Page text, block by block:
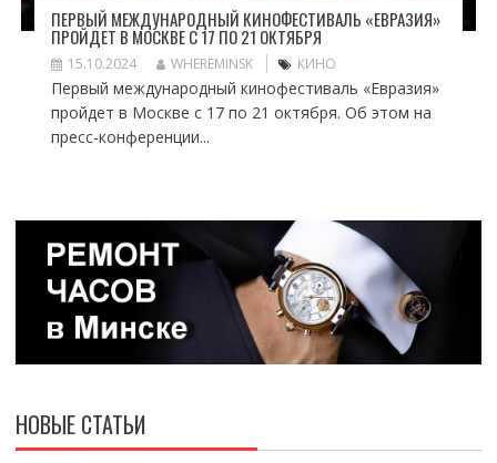
ПЕРВЫЙ МЕЖДУНАРОДНЫЙ КИНОФЕСТИВАЛЬ «ЕВРАЗИЯ»
ПРОЙДЕТ В МОСКВЕ С 17 ПО 21 ОКТЯБРЯ
15.10.2024 WHEREMINSK КИНО
Первый международный кинофестиваль «Евразия»
пройдет в Москве с 17 по 21 октября. Об этом на
пресс-конференции...
НОВЫЕ СТАТЬИ